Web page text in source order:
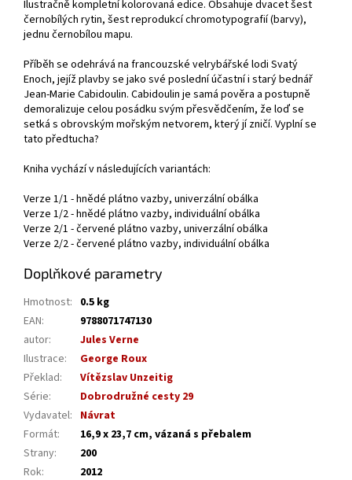
Ilustračně kompletní kolorovaná edice. Obsahuje dvacet šest
černobílých rytin, šest reprodukcí chromotypografií (barvy),
jednu černobílou mapu.
Příběh se odehrává na francouzské velrybářské lodi Svatý
Enoch, jejíž plavby se jako své poslední účastní i starý bednář
Jean-Marie Cabidoulin. Cabidoulin je samá pověra a postupně
demoralizuje celou posádku svým přesvědčením, že loď se
setká s obrovským mořským netvorem, který jí zničí. Vyplní se
tato předtucha?
Kniha vychází v následujících variantách:
Verze 1/1 - hnědé plátno vazby, univerzální obálka
Verze 1/2 - hnědé plátno vazby, individuální obálka
Verze 2/1 - červené plátno vazby, univerzální obálka
Verze 2/2 - červené plátno vazby, individuální obálka
Doplňkové parametry
Hmotnost: 0.5 kg
EAN:
9788071747130
autor:
Jules Verne
Ilustrace:
George Roux
Překlad:
Vítězslav Unzeitig
Série:
Dobrodružné cesty 29
Vydavatel: Návrat
Formát:
16,9 x 23,7 cm, vázaná s přebalem
Strany:
200
Rok:
2012